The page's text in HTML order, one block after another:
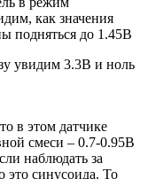
как значения
подняться до 1.45В
увидим 3.3В и ноль
в этом датчике
смеси – 0.7-0.95В
наблюдать за
это синусоида. То